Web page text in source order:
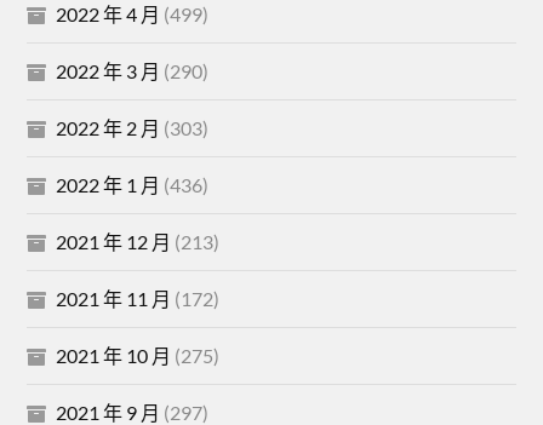
2022 年 4 月 (499)
2022 年 3 月 (290)
2022 年 2 月 (303)
2022 年 1 月 (436)
2021 年 12 月 (213)
2021 年 11 月 (172)
2021 年 10 月 (275)
2021 年 9 月 (297)